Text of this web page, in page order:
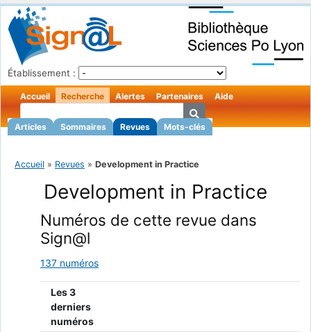
Établissement :
Accueil Recherche
Articles Sommaires Revues Mots-clés
Alertes Partenaires Aide
Accueil » Revues » Development in Practice
Development in Practice
Numéros de cette revue dans
Sign@l
137 numéros
Les 3
derniers
numéros